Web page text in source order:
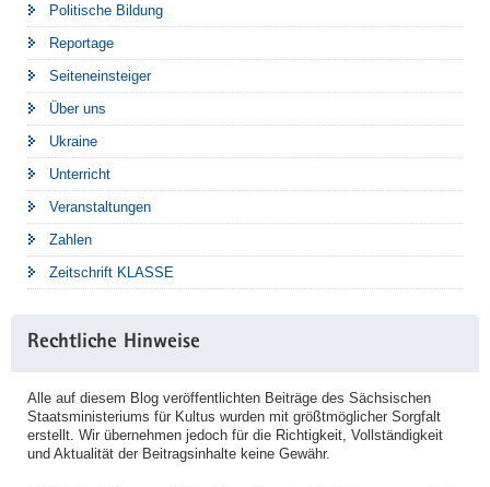
Politische Bildung
Reportage
Seiteneinsteiger
Über uns
Ukraine
Unterricht
Veranstaltungen
Zahlen
Zeitschrift KLASSE
Rechtliche Hinweise
Alle auf diesem Blog veröffentlichten Beiträge des Sächsischen
Staatsministeriums für Kultus wurden mit größtmöglicher Sorgfalt
erstellt. Wir übernehmen jedoch für die Richtigkeit, Vollständigkeit
und Aktualität der Beitragsinhalte keine Gewähr.